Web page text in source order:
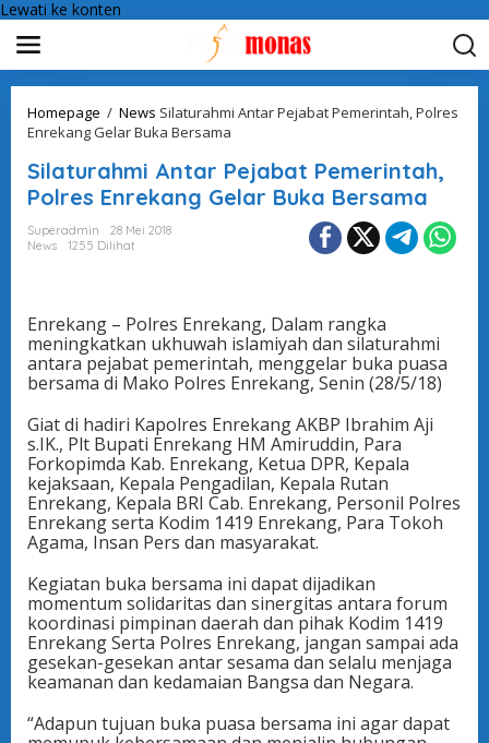
Lewati ke konten
Homepage / News Silaturahmi Antar Pejabat Pemerintah, Polres
Enrekang Gelar Buka Bersama
Silaturahmi Antar Pejabat Pemerintah,
Polres Enrekang Gelar Buka Bersama
Superadmin
28 Mei 2018
News
1255 Dilihat
Enrekang – Polres Enrekang, Dalam rangka
meningkatkan ukhuwah islamiyah dan silaturahmi
antara pejabat pemerintah, menggelar buka puasa
bersama di Mako Polres Enrekang, Senin (28/5/18)
Giat di hadiri Kapolres Enrekang AKBP Ibrahim Aji
s.IK., Plt Bupati Enrekang HM Amiruddin, Para
Forkopimda Kab. Enrekang, Ketua DPR, Kepala
kejaksaan, Kepala Pengadilan, Kepala Rutan
Enrekang, Kepala BRI Cab. Enrekang, Personil Polres
Enrekang serta Kodim 1419 Enrekang, Para Tokoh
Agama, Insan Pers dan masyarakat.
Kegiatan buka bersama ini dapat dijadikan
momentum solidaritas dan sinergitas antara forum
koordinasi pimpinan daerah dan pihak Kodim 1419
Enrekang Serta Polres Enrekang, jangan sampai ada
gesekan-gesekan antar sesama dan selalu menjaga
keamanan dan kedamaian Bangsa dan Negara.
“Adapun tujuan buka puasa bersama ini agar dapat